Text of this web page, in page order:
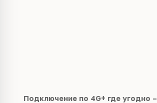
Подключение по 4G+ где угодно –